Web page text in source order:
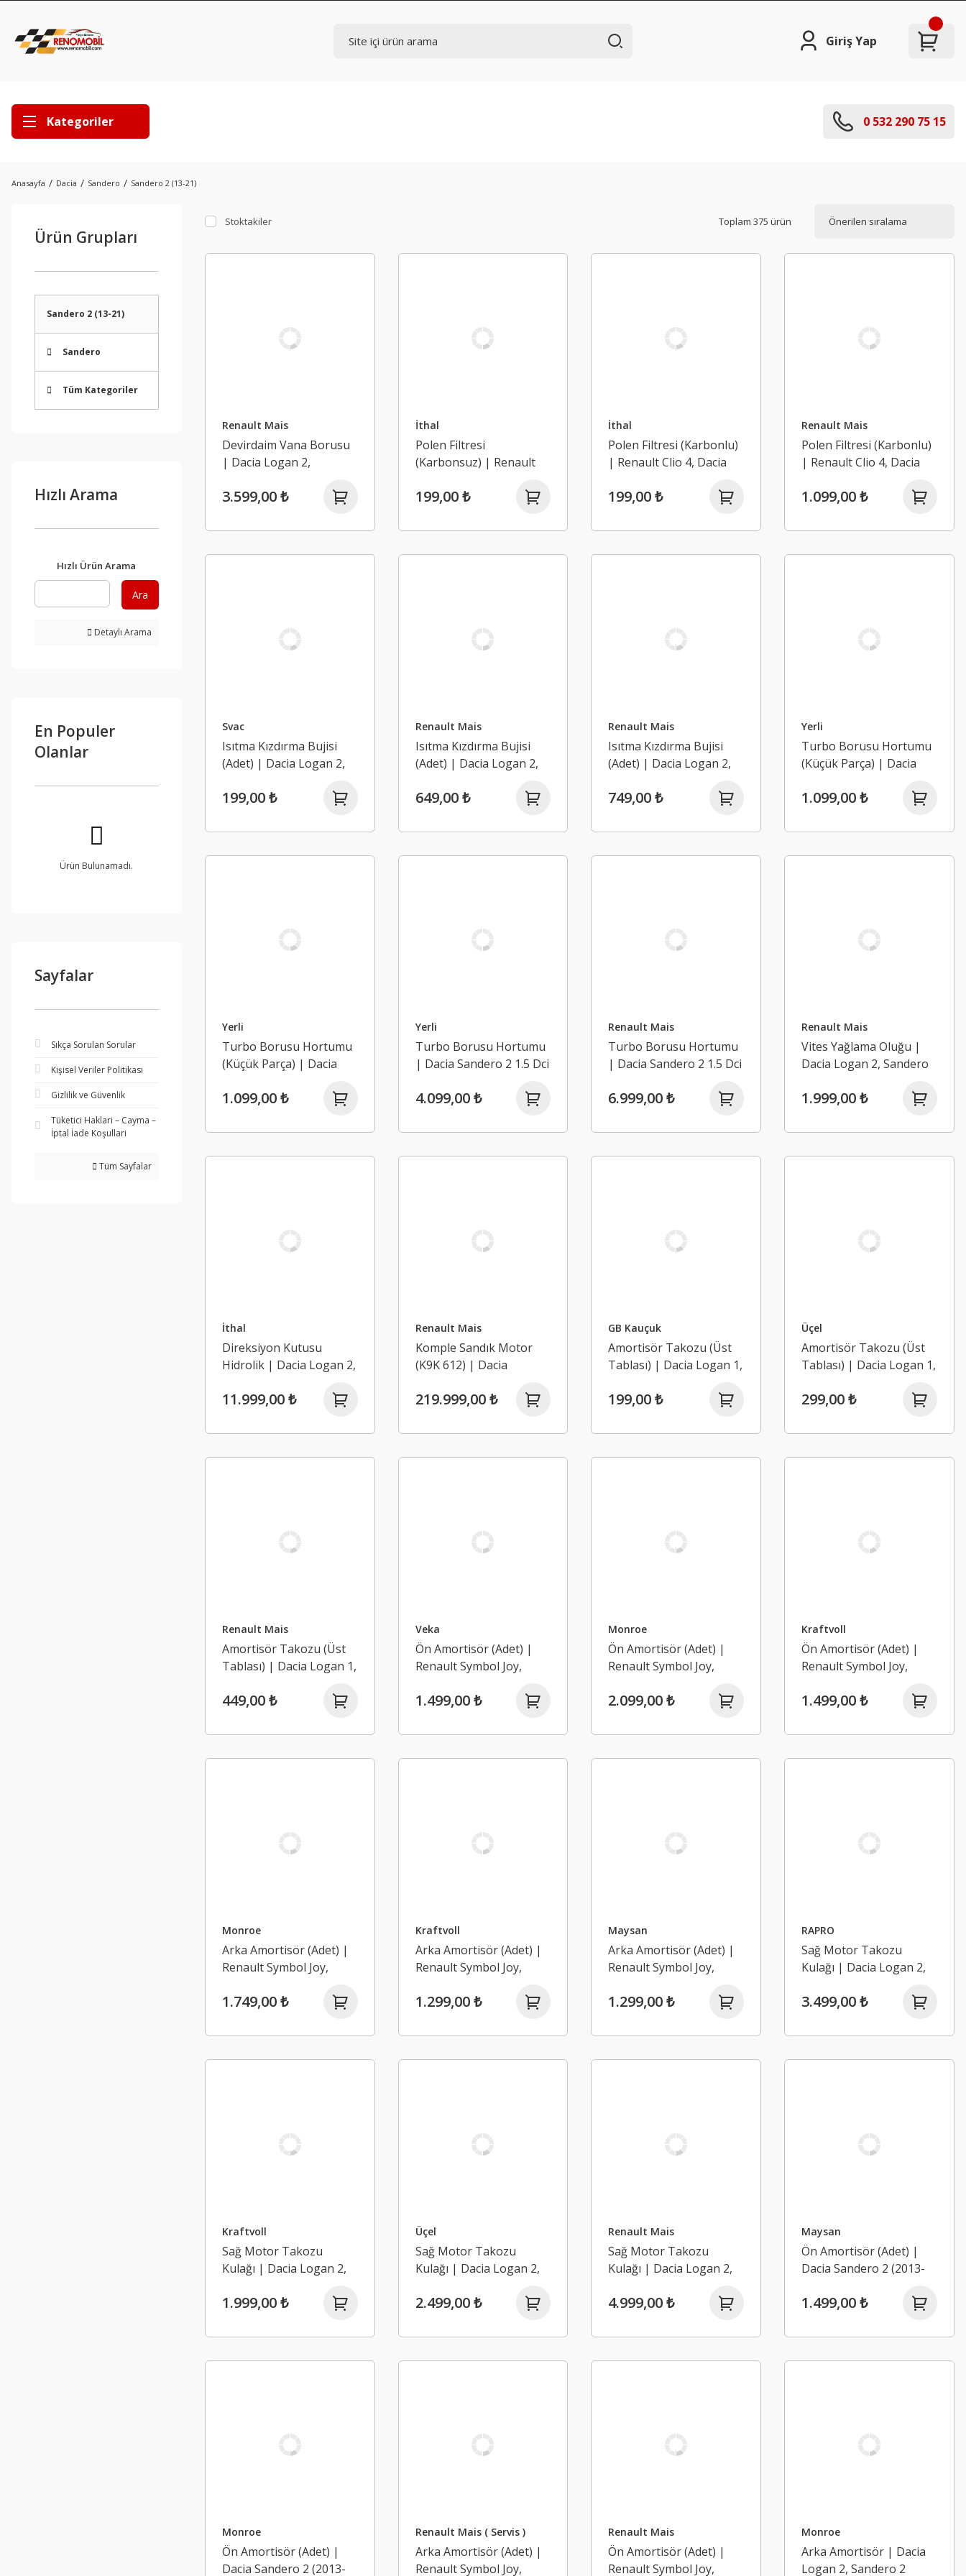
Giriş Yap
Kategoriler 0 532 290 75 15
Anasayfa Dacia Sandero Sandero 2 (13-21)
Ürün Grupları
Sandero 2 (13-21)
Sandero
Tüm Kategoriler
Hızlı Arama
Hızlı Ürün Arama
Ara
Detaylı Arama
En Populer
Olanlar
Ürün Bulunamadı.
Sayfalar
Sıkça Sorulan Sorular
Kişisel Veriler Politikası
Gizlilik ve Güvenlik
Tüketici Haklari – Cayma –
İptal İade Koşullari
Tüm Sayfalar
Stoktakiler Toplam 375 ürün
Renault Mais
Devirdaim Vana Borusu
| Dacia Logan 2,
0.9 Tce H4B
3.599,00 ₺
İthal
Polen Filtresi
(Karbonsuz) | Renault
Sandero 2
199,00 ₺
İthal
Polen Filtresi (Karbonlu)
| Renault Clio 4, Dacia
199,00 ₺
Renault Mais
Polen Filtresi (Karbonlu)
| Renault Clio 4, Dacia
1.099,00 ₺
Svac
Isıtma Kızdırma Bujisi
(Adet) | Dacia Logan 2,
(Euro 5)
199,00 ₺
Renault Mais
Isıtma Kızdırma Bujisi
(Adet) | Dacia Logan 2,
(Euro 5)
649,00 ₺
Renault Mais
Isıtma Kızdırma Bujisi
(Adet) | Dacia Logan 2,
(Euro 5)
749,00 ₺
Yerli
Turbo Borusu Hortumu
(Küçük Parça) | Dacia
1.099,00 ₺
Yerli
Turbo Borusu Hortumu
(Küçük Parça) | Dacia
1.099,00 ₺
Yerli
Turbo Borusu Hortumu
| Dacia Sandero 2 1.5 Dci
4.099,00 ₺
Renault Mais
Turbo Borusu Hortumu
| Dacia Sandero 2 1.5 Dci
6.999,00 ₺
Renault Mais
Vites Yağlama Oluğu |
Dacia Logan 2, Sandero
1.999,00 ₺
İthal
Direksiyon Kutusu
Hidrolik | Dacia Logan 2,
11.999,00 ₺
Renault Mais
Komple Sandık Motor
(K9K 612) | Dacia
Logan 2, Sandero 2, 1.5
219.999,00 ₺
GB Kauçuk
Amortisör Takozu (Üst
Tablası) | Dacia Logan 1,
Sandero 2 (2004-2020)
199,00 ₺
Üçel
Amortisör Takozu (Üst
Tablası) | Dacia Logan 1,
Sandero 2 (2004-2020)
299,00 ₺
Renault Mais
Amortisör Takozu (Üst
Tablası) | Dacia Logan 1,
Sandero 2 (2004-2020)
449,00 ₺
Veka
Ön Amortisör (Adet) |
Renault Symbol Joy,
(2013-2021)
1.499,00 ₺
Monroe
Ön Amortisör (Adet) |
Renault Symbol Joy,
(2013-2021)
2.099,00 ₺
Kraftvoll
Ön Amortisör (Adet) |
Renault Symbol Joy,
(2013-2021)
1.499,00 ₺
Monroe
Arka Amortisör (Adet) |
Renault Symbol Joy,
(2013-2020)
1.749,00 ₺
Kraftvoll
Arka Amortisör (Adet) |
Renault Symbol Joy,
(2013-2020)
1.299,00 ₺
Maysan
Arka Amortisör (Adet) |
Renault Symbol Joy,
(2013-2020)
1.299,00 ₺
RAPRO
Sağ Motor Takozu
Kulağı | Dacia Logan 2,
Dokker 1.5 Dci K9K
3.499,00 ₺
Kraftvoll
Sağ Motor Takozu
Kulağı | Dacia Logan 2,
Dokker 1.5 Dci K9K
1.999,00 ₺
Üçel
Sağ Motor Takozu
Kulağı | Dacia Logan 2,
Dokker 1.5 Dci K9K
2.499,00 ₺
Renault Mais
Sağ Motor Takozu
Kulağı | Dacia Logan 2,
Dokker 1.5 Dci K9K
4.999,00 ₺
Maysan
Ön Amortisör (Adet) |
Dacia Sandero 2 (2013-
1.499,00 ₺
Monroe
Ön Amortisör (Adet) |
Dacia Sandero 2 (2013-
Renault Mais ( Servis )
Arka Amortisör (Adet) |
Renault Symbol Joy,
Renault Mais
Ön Amortisör (Adet) |
Renault Symbol Joy,
Monroe
Arka Amortisör | Dacia
Logan 2, Sandero 2